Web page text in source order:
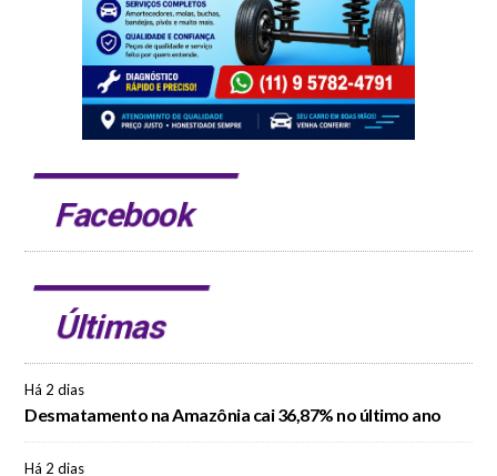
Facebook
Últimas
Há 2 dias
Desmatamento na Amazônia cai 36,87% no último ano
Há 2 dias